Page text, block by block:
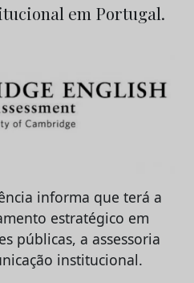
em Portugal.
informa que terá a
estratégico em
públicas, a assessoria
institucional.